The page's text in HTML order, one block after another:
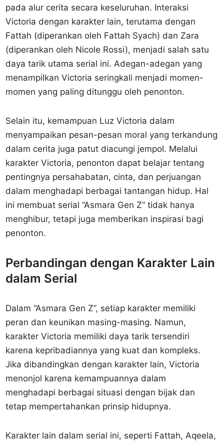
pada alur cerita secara keseluruhan. Interaksi
Victoria dengan karakter lain, terutama dengan
Fattah (diperankan oleh Fattah Syach) dan Zara
(diperankan oleh Nicole Rossi), menjadi salah satu
daya tarik utama serial ini. Adegan-adegan yang
menampilkan Victoria seringkali menjadi momen-
momen yang paling ditunggu oleh penonton.
Selain itu, kemampuan Luz Victoria dalam
menyampaikan pesan-pesan moral yang terkandung
dalam cerita juga patut diacungi jempol. Melalui
karakter Victoria, penonton dapat belajar tentang
pentingnya persahabatan, cinta, dan perjuangan
dalam menghadapi berbagai tantangan hidup. Hal
ini membuat serial “Asmara Gen Z” tidak hanya
menghibur, tetapi juga memberikan inspirasi bagi
penonton.
Perbandingan dengan Karakter Lain
dalam Serial
Dalam “Asmara Gen Z”, setiap karakter memiliki
peran dan keunikan masing-masing. Namun,
karakter Victoria memiliki daya tarik tersendiri
karena kepribadiannya yang kuat dan kompleks.
Jika dibandingkan dengan karakter lain, Victoria
menonjol karena kemampuannya dalam
menghadapi berbagai situasi dengan bijak dan
tetap mempertahankan prinsip hidupnya.
Karakter lain dalam serial ini, seperti Fattah, Aqeela,